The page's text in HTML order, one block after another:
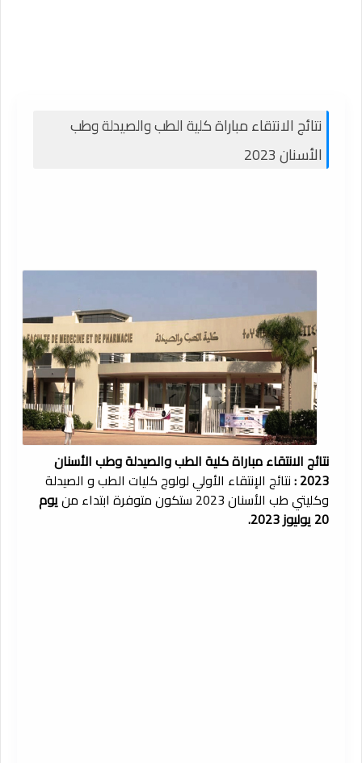
نتائج الانتقاء مباراة كلية الطب والصيدلة وطب
الأسنان 2023
نتائج الانتقاء مباراة كلية الطب والصيدلة وطب الأسنان
2023 : نتائج الإنتقاء الأولي لولوج كليات الطب و الصيدلة
وكليتي طب الأسنان 2023 ستكون متوفرة ابتداء من
يوم
20 يوليوز 2023.